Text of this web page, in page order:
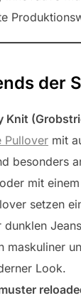
der
Knit
Pullover mit
besonders
mit
setzen
maskuliner
Look.